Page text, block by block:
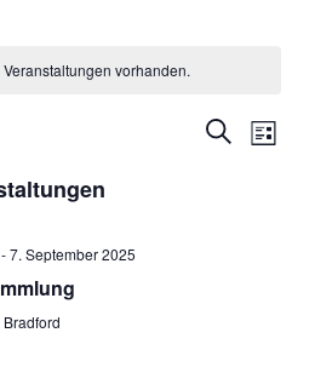
vorhanden.
Suche
Liste
-7. September 2025
Bradford